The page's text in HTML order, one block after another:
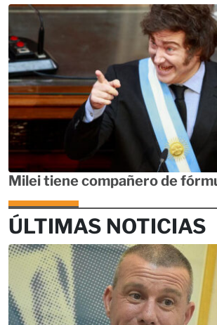
Milei tiene compañero de
ÚLTIMAS NOTICIAS